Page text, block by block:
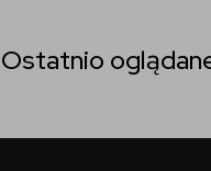
Ostatnio